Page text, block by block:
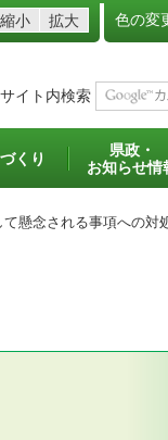
縮小 拡大 色の変
サイト内検索
くり
県政・
お知らせ情
懸念される事項への対